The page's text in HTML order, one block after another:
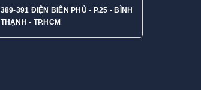
389-391 ĐIỆN BIÊN PHỦ - P.25 - BÌNH
THẠNH - TP.HCM